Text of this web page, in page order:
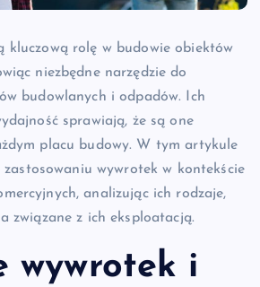
kluczową rolę w budowie obiektów
niezbędne narzędzie do
budowlanych i odpadów. Ich
sprawiają, że są one
placu budowy. W tym artykule
wywrotek w kontekście
analizując ich rodzaje,
związane z ich eksploatacją.
wywrotek i